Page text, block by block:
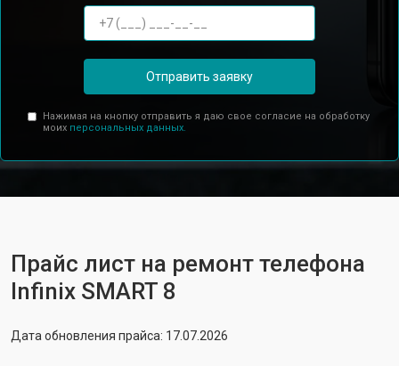
Отправить заявку
Нажимая на кнопку отправить я даю свое согласие на обработку
моих персональных данных.
Прайс лист на ремонт телефона
Infinix SMART 8
Дата обновления прайса: 17.07.2026